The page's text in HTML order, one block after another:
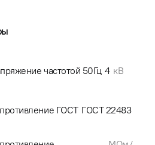
частотой 50Гц 4 кВ
ГОСТ ГОСТ 22483